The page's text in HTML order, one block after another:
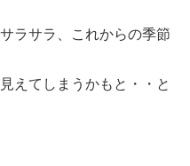
ラサラ、これからの季節
えてしまうかもと・・と